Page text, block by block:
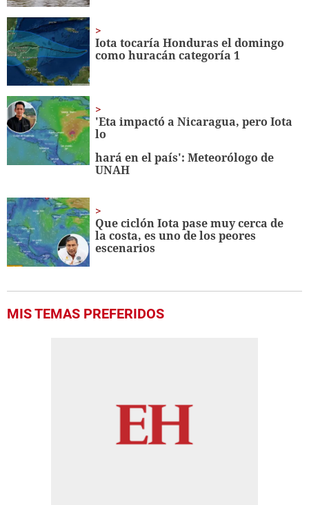
Iota tocaría Honduras el domingo
como huracán categoría 1
'Eta impactó a Nicaragua, pero Iota
lo
hará en el país': Meteorólogo de
UNAH
Que ciclón Iota pase muy cerca de
la costa, es uno de los peores
escenarios
MIS TEMAS PREFERIDOS